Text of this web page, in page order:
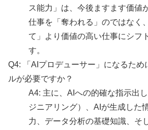
ス能力」は、今後ますます価値
仕事を「奪われる」のではなく
て」より価値の高い仕事にシフ
す。
Q4: 「AIプロデューサー」になるため
ルが必要ですか？
A4: 主に、AIへの的確な指示出
ジニアリング）、AIが生成した
力、データ分析の基礎知識、そ